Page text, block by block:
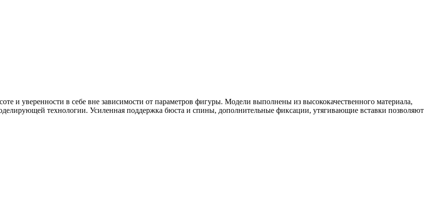
и уверенности в себе вне зависимости от параметров фигуры. Модели выполнены из высококачественного материала,
технологии. Усиленная поддержка бюста и спины, дополнительные фиксации, утягивающие вставки позволяют